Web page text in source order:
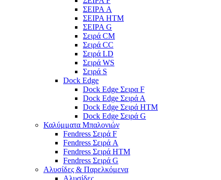
ΣΕΙΡΑ A
ΣΕΙΡΑ HTM
ΣΕΙΡΑ G
Σειρά CM
Σειρά CC
Σειρά LD
Σειρά WS
Σειρά S
Dock Edge
Dock Edge Σειρα F
Dock Edge Σειρά Α
Dock Edge Σειρά HTM
Dock Edge Σειρά G
Καλύμματα Μπαλονιών
Fendress Σειρά F
Fendress Σειρά A
Fendress Σειρά HTM
Fendress Σειρά G
Αλυσίδες & Παρελκόμενα
Αλυσίδες